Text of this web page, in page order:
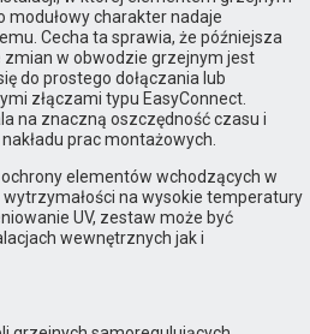
modułowy charakter nadaje
Cecha ta sprawia, że późniejsza
w obwodzie grzejnym jest
do prostego dołączania lub
złączami typu EasyConnect.
na znaczną oszczędność czasu i
prac montażowych.
elementów wchodzących w
na wysokie temperatury
UV, zestaw może być
wewnętrznych jak i